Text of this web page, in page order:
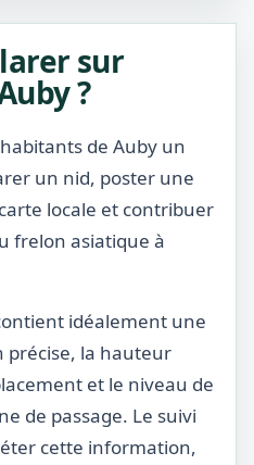
sur
?
de Auby un
un nid, poster une
locale et contribuer
frelon asiatique à
idéalement une
précise, la hauteur
et le niveau de
de passage. Le suivi
cette information,